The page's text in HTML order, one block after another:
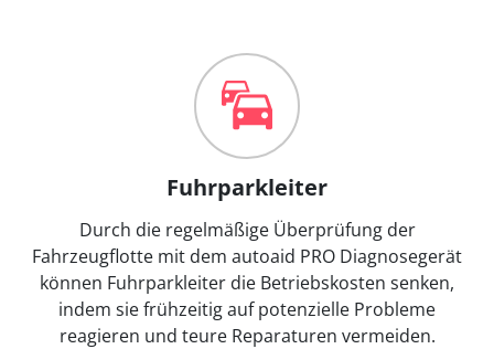
Fuhrparkleiter
Durch die regelmäßige Überprüfung der
Fahrzeugflotte mit dem autoaid PRO Diagnosegerät
können Fuhrparkleiter die Betriebskosten senken,
indem sie frühzeitig auf potenzielle Probleme
reagieren und teure Reparaturen vermeiden.